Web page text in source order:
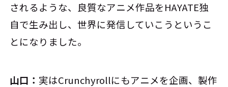
されるような、良質なアニメ作品をHAYATE独
自で生み出し、世界に発信していこうというこ
とになりました。
山口： 実はCrunchyrollにもアニメを企画、製作